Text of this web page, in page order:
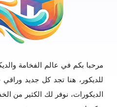
مرحبا بكم في عالم الفخامة
للديكور، هنا تجد كل جديد
الديكورات، نوفر لك الكثير من